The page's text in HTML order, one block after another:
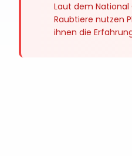
Laut dem
Raubtiere nutzen
ihnen die